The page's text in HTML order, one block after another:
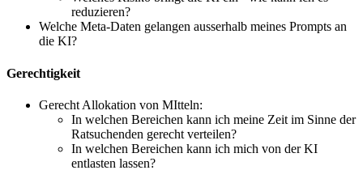
reduzieren?
Welche Meta-Daten gelangen ausserhalb meines Prompts an
die KI?
Gerechtigkeit
Gerecht Allokation von MItteln:
In welchen Bereichen kann ich meine Zeit im Sinne der
Ratsuchenden gerecht verteilen?
In welchen Bereichen kann ich mich von der KI
entlasten lassen?